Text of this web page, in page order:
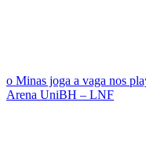
o Minas joga a vaga nos
Arena UniBH – LNF